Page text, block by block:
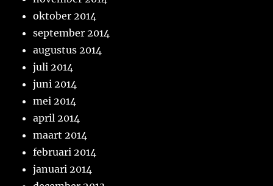
oktober 2014
september 2014
augustus 2014
juli 2014
juni 2014
mei 2014
april 2014
maart 2014
februari 2014
januari 2014